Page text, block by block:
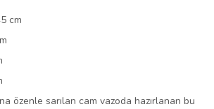
cm
özenle sarılan cam vazoda hazırlanan bu